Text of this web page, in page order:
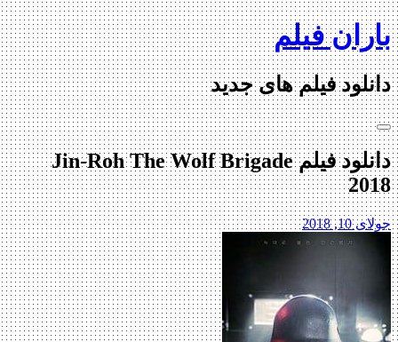
Skip
to
content
باران فیلم
دانلود فیلم های جدید
دانلود فیلم Jin-Roh The Wolf Brigade
2018
جولای 10, 2018